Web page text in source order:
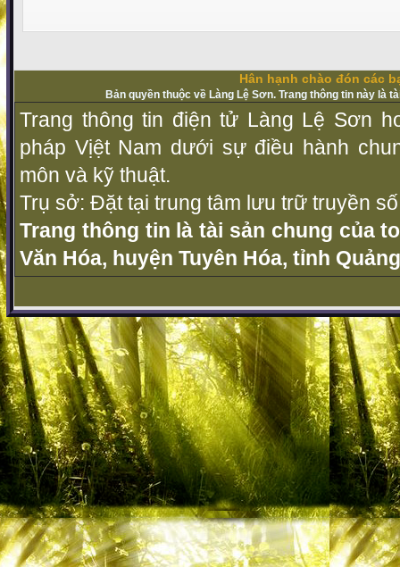
Hân hạnh chào đón các
Bản quyền thuộc về Làng Lệ Sơn. Trang thông tin này là
Trang thông tin điện tử Làng Lệ Sơn
pháp Vịệt Nam dưới sự điều hành
môn và kỹ thuật.
Trụ sở: Đặt tại trung tâm lưu trữ truyền
Trang thông tin là tài sản chung của
Văn Hóa, huyện Tuyên Hóa, tỉnh